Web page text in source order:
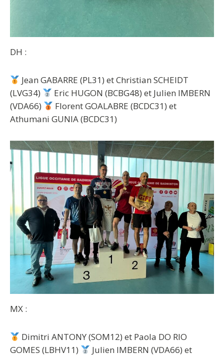
DH :
Jean GABARRE (PL31) et Christian SCHEIDT
(LVG34)
Eric HUGON (BCBG48) et Julien IMBERN
(VDA66)
Florent GOALABRE (BCDC31) et
Athumani GUNIA (BCDC31)
MX :
Dimitri ANTONY (SOM12) et Paola DO RIO
GOMES (LBHV11)
Julien IMBERN (VDA66) et